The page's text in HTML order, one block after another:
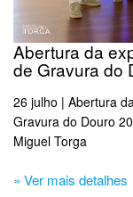
Abertura da
de Gravura do
26 julho | Abertura
Gravura do Douro
Miguel Torga
» Ver mais detalhes